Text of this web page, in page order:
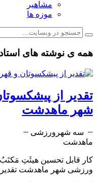
مشاهیر
موزه ها
همه ی نوشته های
تقدیر از
شهر ماهدشت
┄ ️ سه شهرورزشی ┄
ماهدشت
کار قابل تحسین هیئَتِ
ورزشی شهر ماهدشت تقدیر